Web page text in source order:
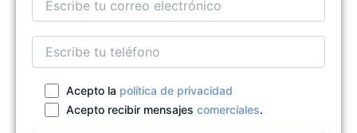
Acepto la política de privacidad
Acepto recibir mensajes comerciales.